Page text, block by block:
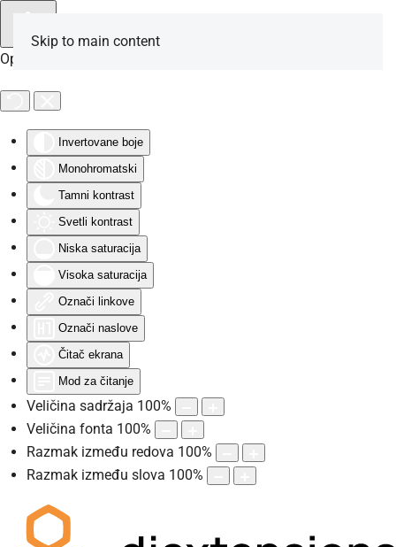
Opcije za osobe sa invaliditetom
Invertovane boje
Monohromatski
Tamni kontrast
Svetli kontrast
Niska saturacija
Visoka saturacija
Označi linkove
Označi naslove
Čitač ekrana
Mod za čitanje
Veličina sadržaja 100%
Veličina fonta 100%
Razmak između redova 100%
Razmak između slova 100%
Skip to main content